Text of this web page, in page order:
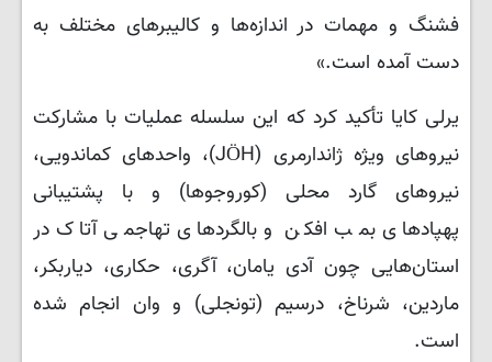
فشنگ و مهمات در اندازه‌ها و کالیبرهای مختلف به
دست آمده است.»
یرلی کایا تأکید کرد که این سلسله عملیات‌ با مشارکت
نیروهای ویژه ژاندارمری (JÖH)، واحدهای کماندویی،
نیروهای گارد محلی (کوروجوها) و با پشتیبانی
پهپادهای بمب افکن و بالگردهای تهاجمی آتاک در
استان‌هایی چون آدی یامان، آگری، حکاری، دیاربکر،
ماردین، شرناخ، درسیم (تونجلی) و وان انجام شده
است.